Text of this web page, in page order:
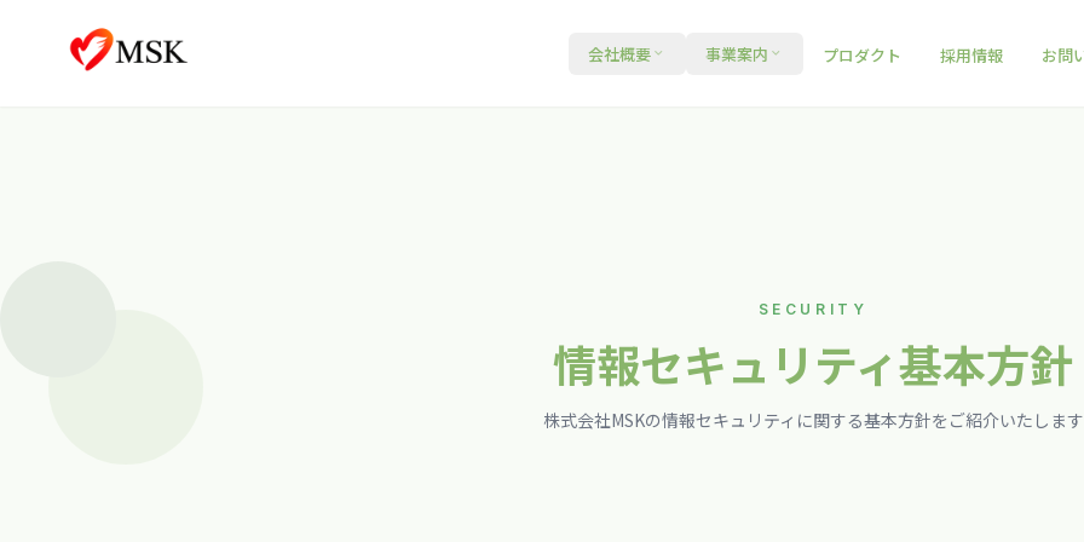
会社概要 事業案内 プロダクト 採用情報 お問
SECURITY
情報セキュリティ基本方針
株式会社MSKの情報セキュリティに関する基本方針をご紹介いたします